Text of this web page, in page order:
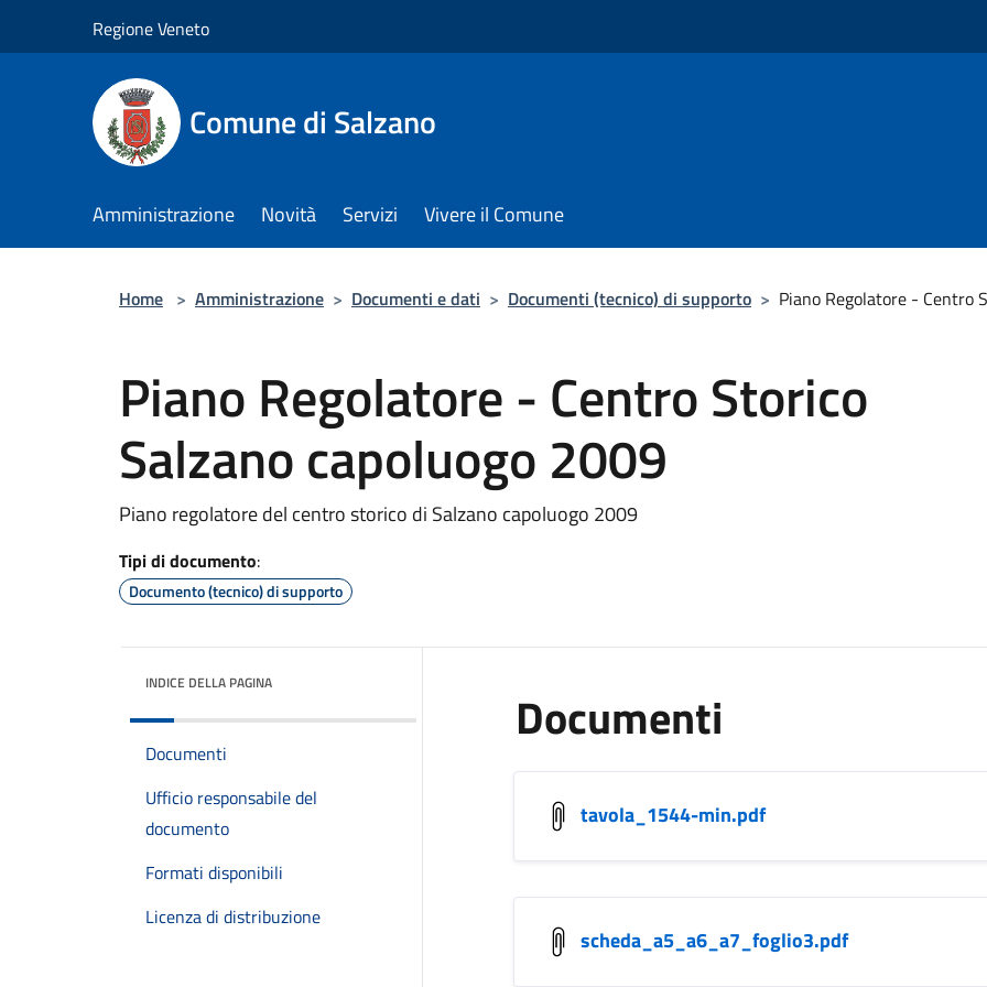
Regione Veneto
Comune di Salzano
Amministrazione Novità Servizi Vivere il Comune
Home > Amministrazione > Documenti e dati > Documenti (tecnico) di supporto > Piano Regolatore - Centro
Piano Regolatore - Centro Storico
Salzano capoluogo 2009
Piano regolatore del centro storico di Salzano capoluogo 2009
Tipi di documento:
Documento (tecnico) di supporto
INDICE DELLA PAGINA
Documenti
Ufficio responsabile del
documento
Formati disponibili
Licenza di distribuzione
Documenti
tavola_1544-min.pdf
scheda_a5_a6_a7_foglio3.pdf